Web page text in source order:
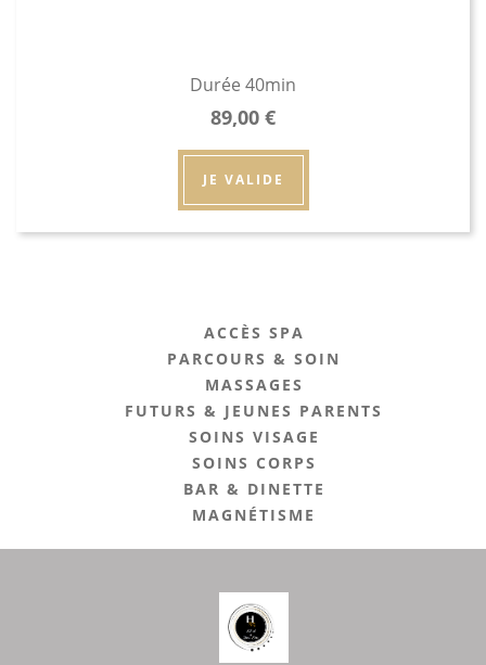
Durée 40min
89,00 €
JE VALIDE
ACCÈS SPA
PARCOURS & SOIN
MASSAGES
FUTURS & JEUNES PARENTS
SOINS VISAGE
SOINS CORPS
BAR & DINETTE
MAGNÉTISME